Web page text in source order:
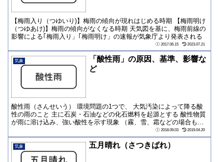
【梅雨入り（つゆいり)】梅雨の傾向が現れはじめる時期 【梅雨明け
（つゆあけ)】梅雨の傾向がなくなる時期 天気図を基に、梅雨前線の
影響による｢梅雨入り」｢梅雨明け」の速報が気象庁より発表される
2017.06.15 2023.07.21
気象
「酸性雨」の原因、基準、影響な
ど
酸性雨（さんせいう） 環境問題の1つで、 大気汚染によって降る酸
性の雨のこと 主に石炭・石油などの化石燃料を起源とする 酸性物質
が雨に溶け込み、強い酸性を示す現象 （霧、雪、霜などの場合も同
2018.09.03 2019.04.20
気象 五月晴れ（さつきばれ）